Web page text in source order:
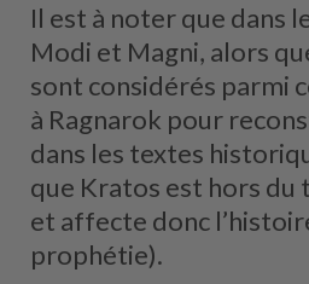
Il est à noter que dans
Modi et Magni, alors
sont considérés parmi
à Ragnarok pour
dans les textes
que Kratos est hors du
et affecte donc
prophétie).